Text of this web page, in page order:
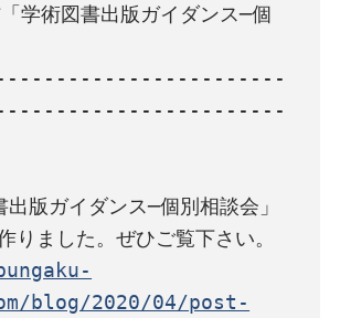
学術図書出版ガイダンス─個
版ガイダンス─個別相談会」
blog/2020/04/post-